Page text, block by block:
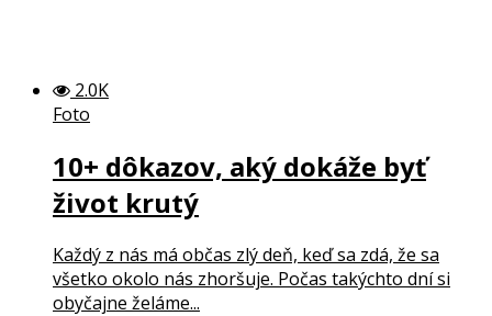
2.0K
Foto
10+ dôkazov, aký dokáže byť
život krutý
Každý z nás má občas zlý deň, keď sa zdá, že sa
všetko okolo nás zhoršuje. Počas takýchto dní si
obyčajne želáme...